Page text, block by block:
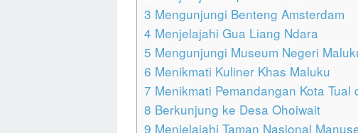
3 Mengunjungi Benteng Amsterdam
4 Menjelajahi Gua Liang Ndara
5 Mengunjungi Museum Negeri
6 Menikmati Kuliner Khas Maluku
7 Menikmati Pemandangan Kota Tual
8 Berkunjung ke Desa Ohoiwait
9 Menjelajahi Taman Nasional